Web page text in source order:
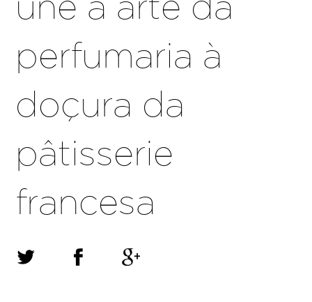
perfumaria à
doçura da
pâtisserie
francesa